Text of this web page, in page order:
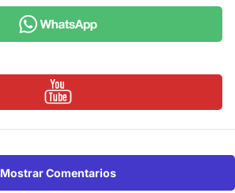
Mostrar Comentarios